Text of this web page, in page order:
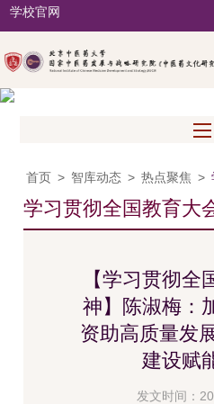
学校官网
首页 > 智库动态 > 热点聚焦 >
学习贯彻全国教育大
【学习贯彻全
神】陈淑梅：
资助高质量发
建设赋
发文时间：